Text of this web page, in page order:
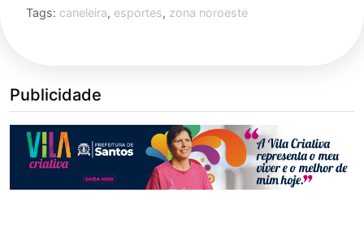
Tags: caneleira, esportes, zona noroeste
Publicidade